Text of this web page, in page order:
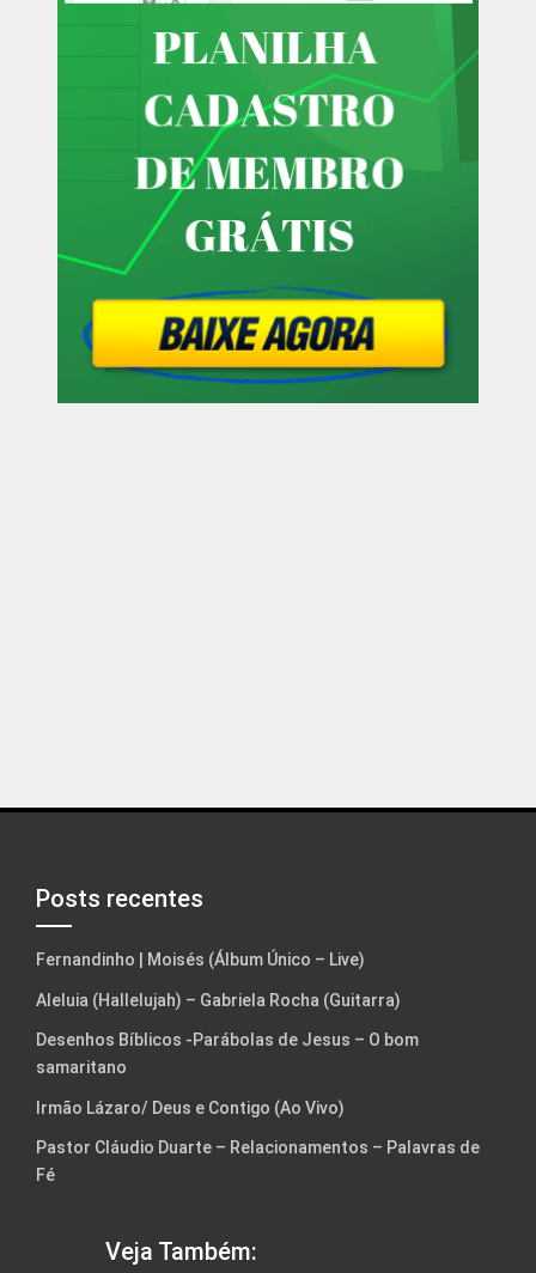
Posts recentes
Fernandinho | Moisés (Álbum Único – Live)
Aleluia (Hallelujah) – Gabriela Rocha (Guitarra)
Desenhos Bíblicos -Parábolas de Jesus – O bom
samaritano
Irmão Lázaro/ Deus e Contigo (Ao Vivo)
Pastor Cláudio Duarte – Relacionamentos – Palavras de
Fé
Veja Também: